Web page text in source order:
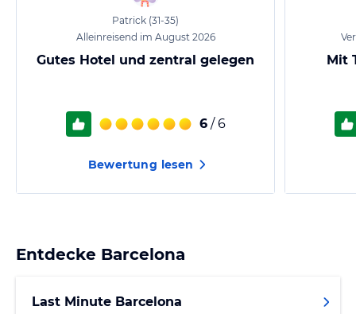
Patrick (31-35)
Alleinreisend im August 2026
Gutes Hotel und zentral gelegen
6 / 6
Bewertung lesen
Mit
Entdecke Barcelona
Last Minute Barcelona